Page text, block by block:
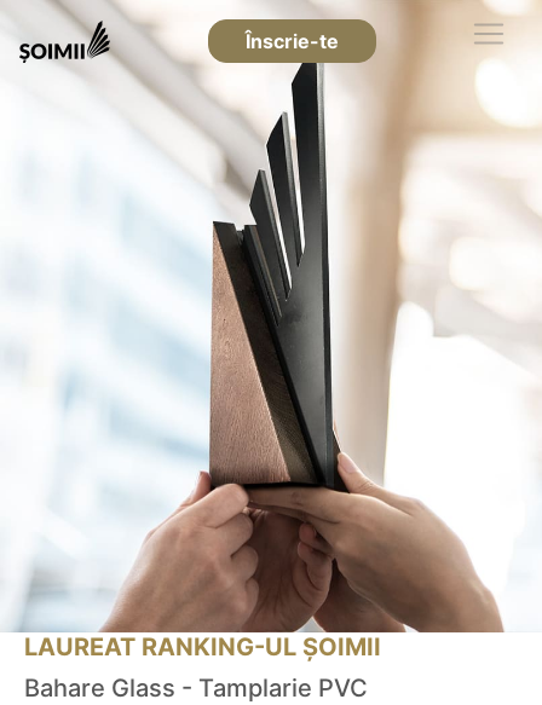
Înscrie-te
LAUREAT RANKING-UL ȘOIMII
Bahare Glass - Tamplarie PVC